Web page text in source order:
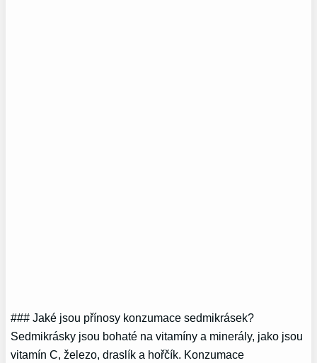
### Jaké jsou přínosy konzumace sedmikrásek?
Sedmikrásky jsou bohaté na vitamíny a minerály, jako jsou
vitamín C, železo, draslík a hořčík. Konzumace